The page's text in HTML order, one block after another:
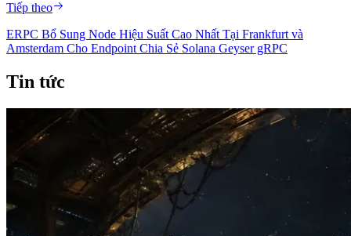
Tiếp theo
ERPC Bổ Sung Node Hiệu Suất Cao Nhất Tại Frankfurt và
Amsterdam Cho Endpoint Chia Sẻ Solana Geyser gRPC
Tin tức